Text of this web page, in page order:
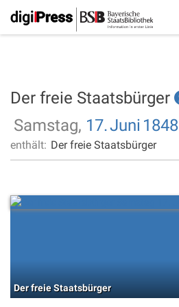
Der freie Staatsbürger
Samstag, 17.Juni 1848
enthält: Der freie Staatsbürger
Der freie Staatsbürger